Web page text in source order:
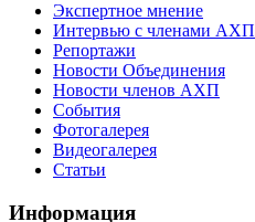
Экспертное мнение
Интервью с членами АХП
Репортажи
Новости Объединения
Новости членов АХП
События
Фотогалерея
Видеогалерея
Статьи
Информация